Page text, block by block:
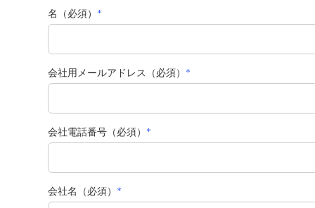
名（必須） *
会社用メールアドレス（必須） *
会社電話番号（必須） *
会社名（必須） *